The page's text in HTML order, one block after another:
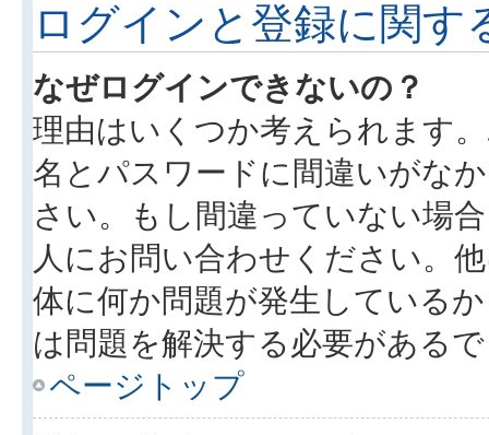
ログインと登録に関す
なぜログインできないの？
理由はいくつか考えられます
名とパスワードに間違いがな
さい。もし間違っていない場
人にお問い合わせください。
体に何か問題が発生している
は問題を解決する必要がある
ページトップ